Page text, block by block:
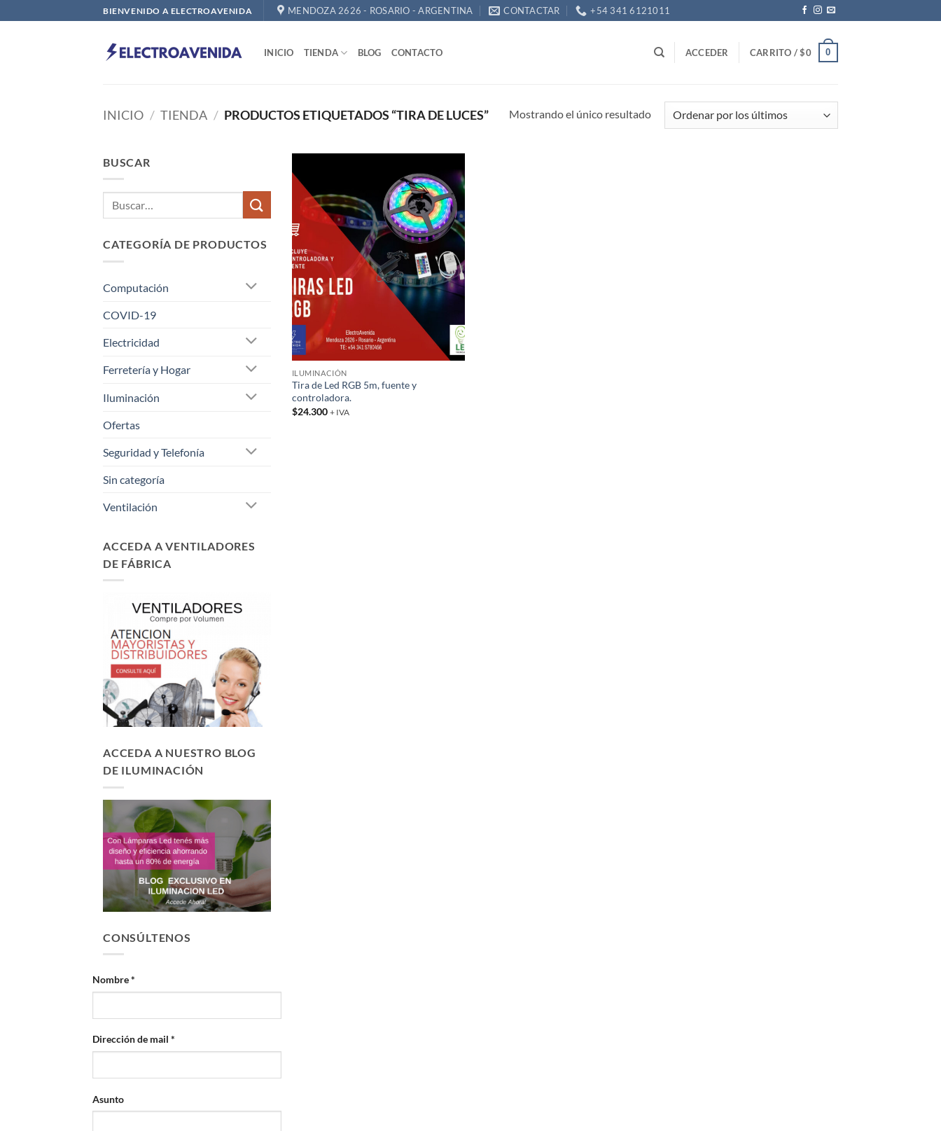
al
BIENVENIDO A ELECTROAVENIDA MENDOZA 2626 - ROSARIO - ARGENTINA CONTACTAR +54 341 6121011
INICIO TIENDA BLOG CONTACTO ACCEDER CARRITO /$0 0
INICIO / TIENDA / PRODUCTOS ETIQUETADOS “TIRA DE LUCES” Mostrando el único resultado
BUSCAR
CATEGORÍA DE PRODUCTOS
Computación
COVID-19
Electricidad
Ferretería y Hogar
Iluminación
Ofertas
Seguridad y Telefonía
Sin categoría
Ventilación
ACCEDA A VENTILADORES
DE FÁBRICA
ACCEDA A NUESTRO BLOG
DE ILUMINACIÓN
CONSÚLTENOS
Nombre *
Dirección de mail *
Asunto
Añadir
a la
lista de
deseos
ILUMINACIÓN
Tira de Led RGB 5m, fuente y
controladora.
$24.300 + IVA